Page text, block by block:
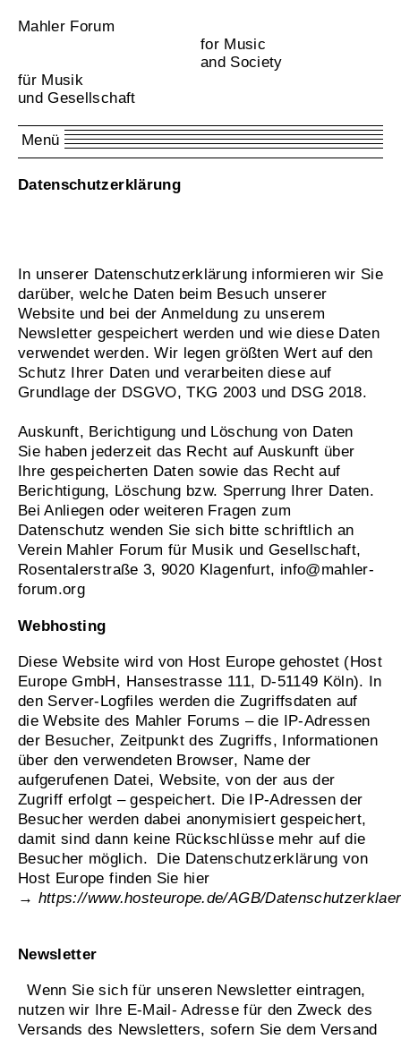
Mahler Forum
for Music
and Society
für Musik
und Gesellschaft
Menü
Datenschutzerklärung
In unserer Datenschutzerklärung informieren wir Sie
darüber, welche Daten beim Besuch unserer
Website und bei der Anmeldung zu unserem
Newsletter gespeichert werden und wie diese Daten
verwendet werden. Wir legen größten Wert auf den
Schutz Ihrer Daten und verarbeiten diese auf
Grundlage der DSGVO, TKG 2003 und DSG 2018.
Auskunft, Berichtigung und Löschung von Daten
Sie haben jederzeit das Recht auf Auskunft über
Ihre gespeicherten Daten sowie das Recht auf
Berichtigung, Löschung bzw. Sperrung Ihrer Daten.
Bei Anliegen oder weiteren Fragen zum
Datenschutz wenden Sie sich bitte schriftlich an
Verein Mahler Forum für Musik und Gesellschaft,
Rosentalerstraße 3, 9020 Klagenfurt, info@mahler-
forum.org
Webhosting
Diese Website wird von Host Europe gehostet (Host
Europe GmbH, Hansestrasse 111, D-51149 Köln). In
den Server-Logfiles werden die Zugriffsdaten auf
die Website des Mahler Forums – die IP-Adressen
der Besucher, Zeitpunkt des Zugriffs, Informationen
über den verwendeten Browser, Name der
aufgerufenen Datei, Website, von der aus der
Zugriff erfolgt – gespeichert. Die IP-Adressen der
Besucher werden dabei anonymisiert gespeichert,
damit sind dann keine Rückschlüsse mehr auf die
Besucher möglich. Die Datenschutzerklärung von
Host Europe finden Sie hier
→ https://www.hosteurope.de/AGB/
Newsletter
Wenn Sie sich für unseren Newsletter eintragen,
nutzen wir Ihre E-Mail- Adresse für den Zweck des
Versands des Newsletters, sofern Sie dem Versand